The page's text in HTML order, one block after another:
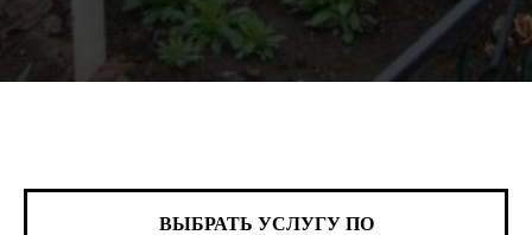
ВЫБРАТЬ УСЛУГУ ПО